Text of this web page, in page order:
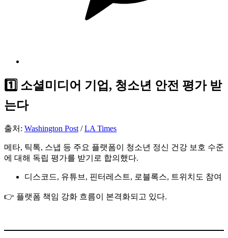
1️⃣ 소셜미디어 기업, 청소년 안전 평가 받
는다
출처: Washington Post /LA Times
메타, 틱톡, 스냅 등 주요 플랫폼이 청소년 정신 건강 보호 수준
에 대해 독립 평가를 받기로 합의했다.
디스코드, 유튜브, 핀터레스트, 로블록스, 트위치도 참여
👉 플랫폼 책임 강화 흐름이 본격화되고 있다.